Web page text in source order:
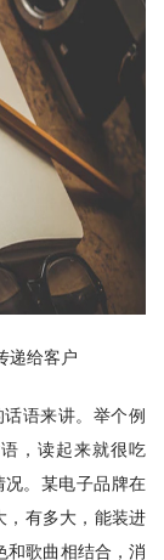
给客户
语来讲。举个例
，读起来就很吃
。某电子品牌在
，有多大，能装进
和歌曲相结合，消